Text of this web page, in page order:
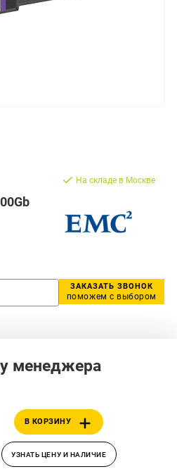
На складе в Москве
ЗАКАЗАТЬ ЗВОНОК
поможем с выбором
менеджера
В КОРЗИНУ
УЗНАТЬ ЦЕНУ И НАЛИЧИЕ